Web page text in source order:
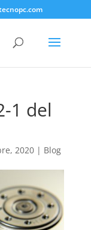
1 del
2020| Blog